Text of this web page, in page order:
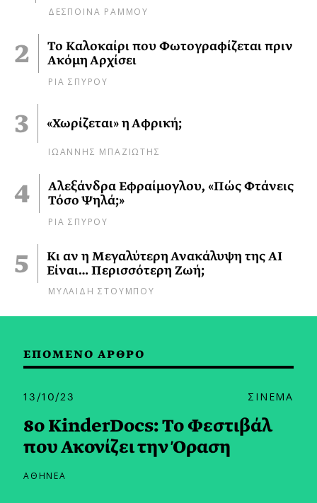
ΔΕΣΠΟΙΝΑ ΡΑΜΜΟΥ
Το Καλοκαίρι που Φωτογραφίζεται πριν
Ακόμη Αρχίσει
ΡΙΑ ΣΠΥΡΟΥ
«Χωρίζεται» η Αφρική;
ΙΩΑΝΝΗΣ ΜΠΑΖΙΩΤΗΣ
Αλεξάνδρα Εφραίμογλου, «Πώς Φτάνεις
Τόσο Ψηλά;»
ΡΙΑ ΣΠΥΡΟΥ
Κι αν η Μεγαλύτερη Ανακάλυψη της AI
Είναι… Περισσότερη Ζωή;
ΜΥΛΑΙΔΗ ΣΤΟΥΜΠΟΥ
ΕΠΟΜΕΝΟ ΑΡΘΡΟ
13/10/23 ΣΙΝΕΜΑ
8ο KinderDocs: Το Φεστιβάλ
που Ακονίζει την Όραση
ΑΘΗΝΕΑ